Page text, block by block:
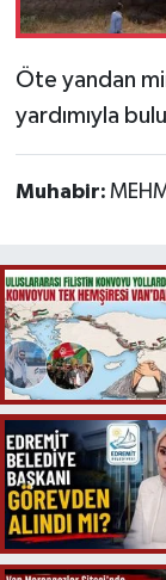
Öte yandan
yardımıyla
Muhabir: